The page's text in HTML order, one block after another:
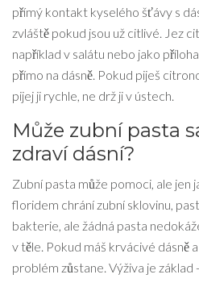
přímý kontakt kyselého šťávy s
zvláště pokud jsou už citlivé. Jez
například v salátu nebo jako
přímo na dásně. Pokud piješ
pijej ji rychle, ne drž ji v ústech.
Může zubní pasta
zdraví dásní?
Zubní pasta může pomoci, ale jen
floridem chrání zubní sklovinu,
bakterie, ale žádná pasta
v těle. Pokud máš krvácivé dásně
problém zůstane. Výživa je základ